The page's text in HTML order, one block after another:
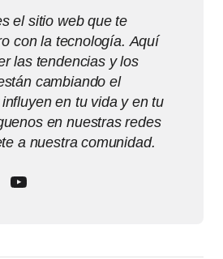
el sitio web que te
con la tecnología. Aquí
las tendencias y los
cambiando el
en tu vida y en tu
en nuestras redes
a nuestra comunidad.